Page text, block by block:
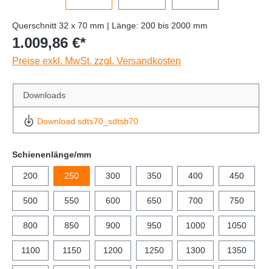
Querschnitt 32 x 70 mm | Länge: 200 bis 2000 mm
1.009,86 €*
Preise exkl. MwSt. zzgl. Versandkosten
Downloads
Download sdts70_sdtsb70
Schienenlänge/mm
200 250 300 350 400 450
500 550 600 650 700 750
800 850 900 950 1000 1050
1100 1150 1200 1250 1300 1350